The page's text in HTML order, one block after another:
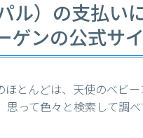
ル）の支払い
ンの公式サ
とんどは、天使のベビ
って色々と検索して調